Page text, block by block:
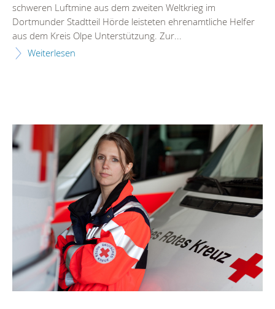
schweren Luftmine aus dem zweiten Weltkrieg im
Dortmunder Stadtteil Hörde leisteten ehrenamtliche Helfer
aus dem Kreis Olpe Unterstützung. Zur...
Weiterlesen